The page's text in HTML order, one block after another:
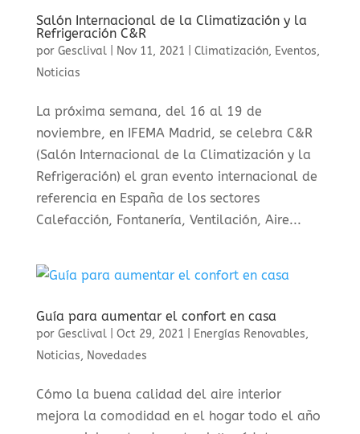
Salón Internacional de la Climatización y la
Refrigeración C&R
por Gesclival| Nov 11, 2021 Climatización, Eventos,
Noticias
La próxima semana, del 16 al 19 de
noviembre, en IFEMA Madrid, se celebra C&R
(Salón Internacional de la Climatización y la
Refrigeración) el gran evento internacional de
referencia en España de los sectores
Calefacción, Fontanería, Ventilación, Aire...
Guía para aumentar el confort en casa
por Gesclival| Oct 29, 2021 Energías Renovables,
Noticias, Novedades
Cómo la buena calidad del aire interior
mejora la comodidad en el hogar todo el año